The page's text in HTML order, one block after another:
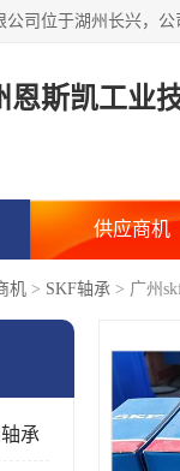
恩斯凯工业
供应商机
机 > SKF轴承 > 广州
承